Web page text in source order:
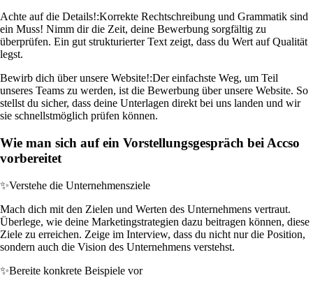
Achte auf die Details!:Korrekte Rechtschreibung und Grammatik sind
ein Muss! Nimm dir die Zeit, deine Bewerbung sorgfältig zu
überprüfen. Ein gut strukturierter Text zeigt, dass du Wert auf Qualität
legst.
Bewirb dich über unsere Website!:Der einfachste Weg, um Teil
unseres Teams zu werden, ist die Bewerbung über unsere Website. So
stellst du sicher, dass deine Unterlagen direkt bei uns landen und wir
sie schnellstmöglich prüfen können.
Wie man sich auf ein Vorstellungsgespräch bei Accso
vorbereitet
✨Verstehe die Unternehmensziele
Mach dich mit den Zielen und Werten des Unternehmens vertraut.
Überlege, wie deine Marketingstrategien dazu beitragen können, diese
Ziele zu erreichen. Zeige im Interview, dass du nicht nur die Position,
sondern auch die Vision des Unternehmens verstehst.
✨Bereite konkrete Beispiele vor